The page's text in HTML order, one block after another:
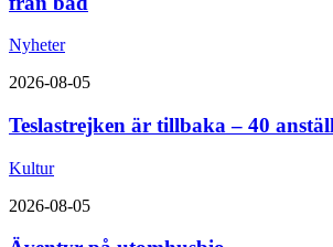
Nyheter
2026-08-05
Teslastrejken är tillbaka – 40
Kultur
2026-08-05